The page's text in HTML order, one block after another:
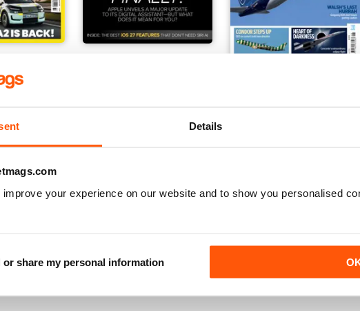
Details
your experience on our website and to show you personalised
or share my personal information